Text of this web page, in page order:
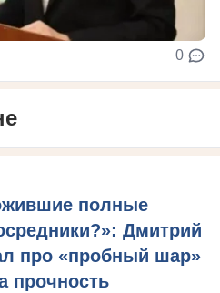
0
полные
Дмитрий
про «пробный шар»
прочность